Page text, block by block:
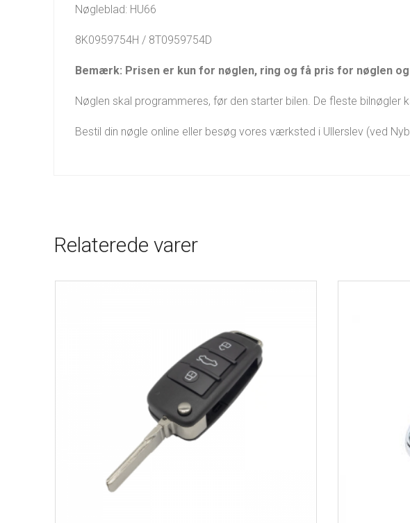
Nøgleblad: HU66
8K0959754H / 8T0959754D
Bemærk: Prisen er kun for nøglen, ring og få pris for nøglen og
Nøglen skal programmeres, før den starter bilen. De fleste bilnøgler
Bestil din nøgle online eller besøg vores værksted i Ullerslev (ved
Relaterede varer